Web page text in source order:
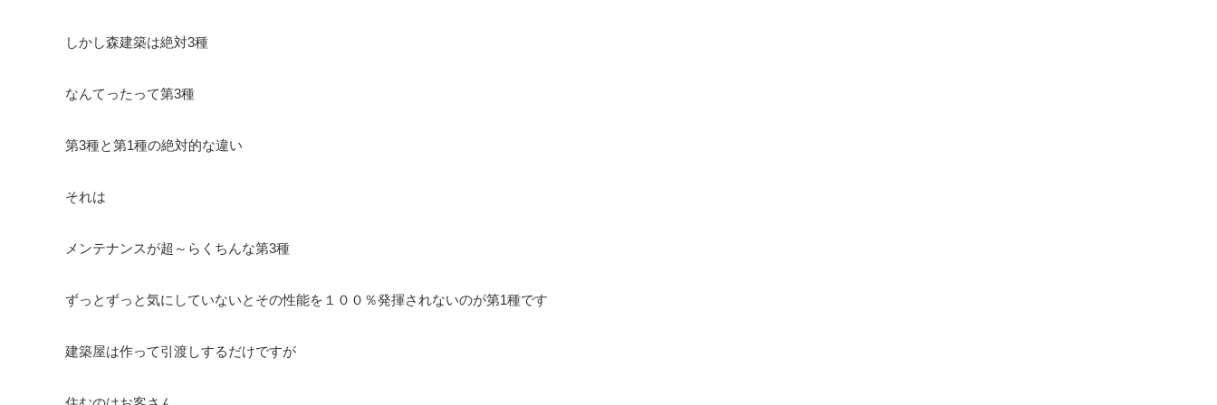
しかし森建築は絶対3種
なんてったって第3種
第3種と第1種の絶対的な違い
それは
メンテナンスが超～らくちんな第3種
ずっとずっと気にしていないとその性能を１００％発揮されないのが第1種です
建築屋は作って引渡しするだけですが